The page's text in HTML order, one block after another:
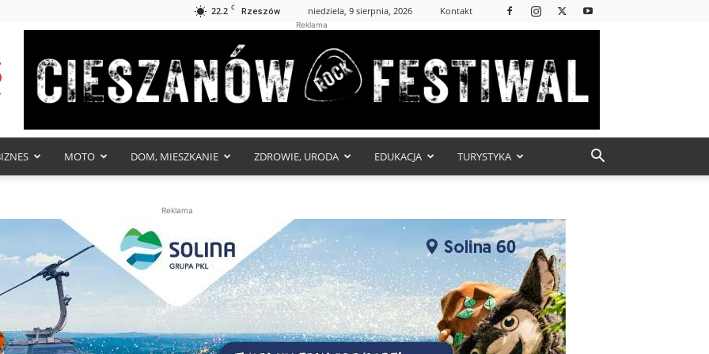
22.2 C Rzeszów niedziela, 9 sierpnia, 2026 Kontakt
Reklama
MOTO DOM, MIESZKANIE ZDROWIE, URODA EDUKACJA TURYSTYKA
Reklama